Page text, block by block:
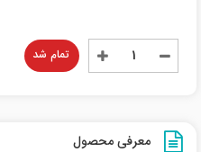
تمام شد
معرفی محصول